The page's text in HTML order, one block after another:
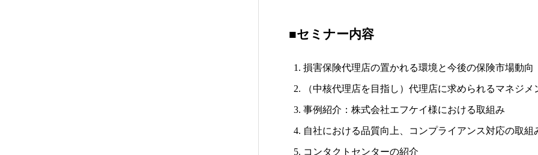
■セミナー内容
損害保険代理店の置かれる環境と今後の保険市場動向
（中核代理店を目指し）代理店に求められるマネジ
事例紹介：株式会社エフケイ様における取組み
自社における品質向上、コンプライアンス対応の取組
コンタクトセンターの紹介